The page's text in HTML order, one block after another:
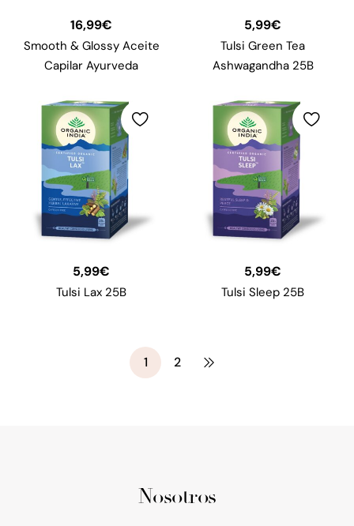
16,99€
Smooth & Glossy Aceite
Capilar Ayurveda
5,99€
Tulsi Green Tea
Ashwagandha 25B
5,99€
Tulsi Lax 25B
5,99€
Tulsi Sleep 25B
1 2
Nosotros